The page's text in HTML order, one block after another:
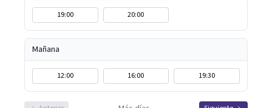
19:00 20:00
Mañana
12:00 16:00 19:30